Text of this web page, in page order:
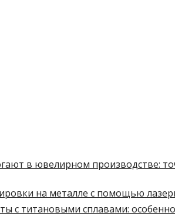
в ювелирном производстве:
на металле с помощью
с титановыми сплавами: